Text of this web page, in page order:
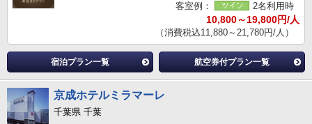
客室例：
2名利用時
10,800～19,800円/人
（消費税込11,880～21,780円/人）
宿泊プラン一覧 航空券付プラン一覧
京成ホテルミラマーレ
千葉県 千葉